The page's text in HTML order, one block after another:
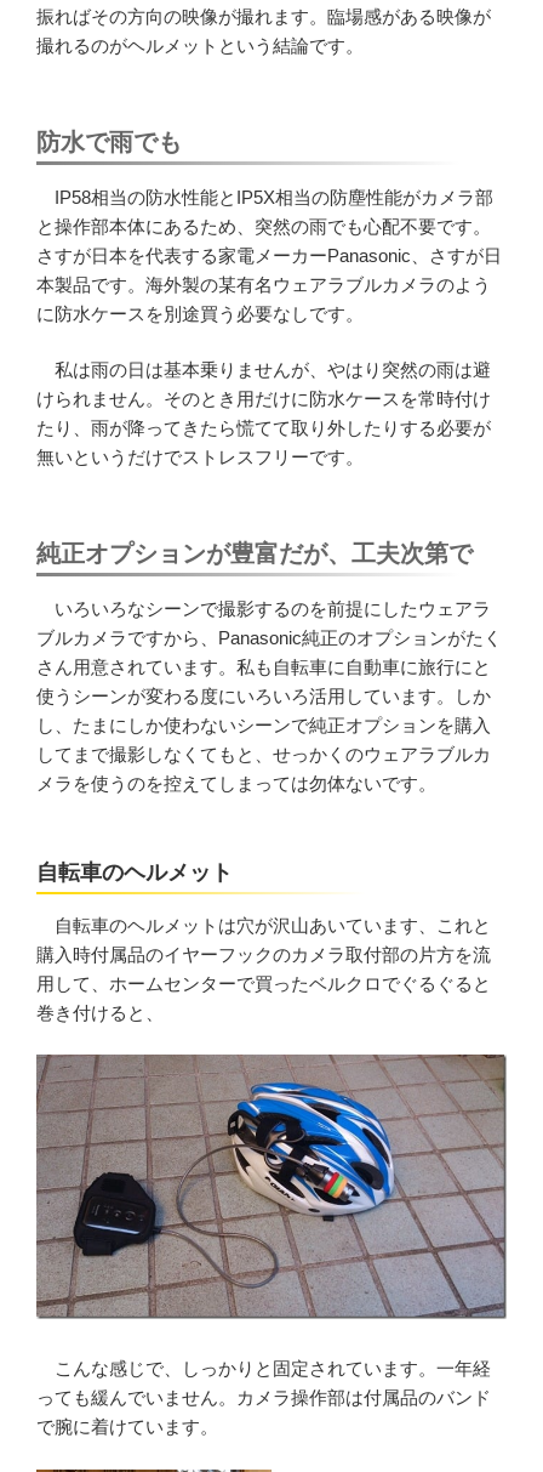
振ればその方向の映像が撮れます。臨場感がある映像が
撮れるのがヘルメットという結論です。
防水で雨でも
IP58相当の防水性能とIP5X相当の防塵性能がカメラ部
と操作部本体にあるため、突然の雨でも心配不要です。
さすが日本を代表する家電メーカーPanasonic、さすが日
本製品です。海外製の某有名ウェアラブルカメラのよう
に防水ケースを別途買う必要なしです。
私は雨の日は基本乗りませんが、やはり突然の雨は避
けられません。そのとき用だけに防水ケースを常時付け
たり、雨が降ってきたら慌てて取り外したりする必要が
無いというだけでストレスフリーです。
純正オプションが豊富だが、工夫次第で
いろいろなシーンで撮影するのを前提にしたウェアラ
ブルカメラですから、Panasonic純正のオプションがたく
さん用意されています。私も自転車に自動車に旅行にと
使うシーンが変わる度にいろいろ活用しています。しか
し、たまにしか使わないシーンで純正オプションを購入
してまで撮影しなくてもと、せっかくのウェアラブルカ
メラを使うのを控えてしまっては勿体ないです。
自転車のヘルメット
自転車のヘルメットは穴が沢山あいています、これと
購入時付属品のイヤーフックのカメラ取付部の片方を流
用して、ホームセンターで買ったベルクロでぐるぐると
巻き付けると、
こんな感じで、しっかりと固定されています。一年経
っても緩んでいません。カメラ操作部は付属品のバンド
で腕に着けています。